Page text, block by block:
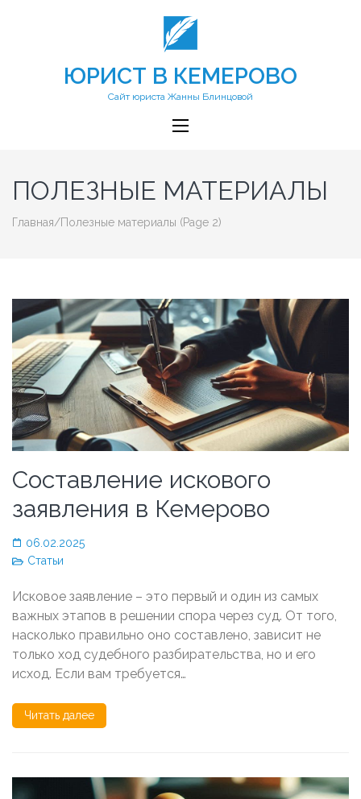
ЮРИСТ В КЕМЕРОВО
Сайт юриста Жанны Блинцовой
ПОЛЕЗНЫЕ МАТЕРИАЛЫ
Главная/Полезные материалы (Page 2)
Составление искового
заявления в Кемерово
06.02.2025
Статьи
Исковое заявление – это первый и один из самых
важных этапов в решении спора через суд. От того,
насколько правильно оно составлено, зависит не
только ход судебного разбирательства, но и его
исход. Если вам требуется…
Читать далее